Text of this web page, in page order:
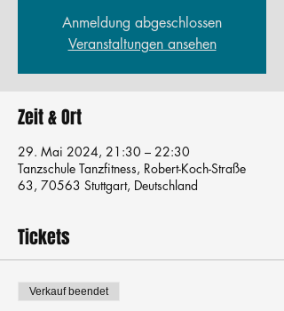
Anmeldung abgeschlossen
Veranstaltungen ansehen
Zeit & Ort
29. Mai 2024, 21:30 – 22:30
Tanzschule Tanzfitness, Robert-Koch-Straße
63, 70563 Stuttgart, Deutschland
Tickets
Verkauf beendet